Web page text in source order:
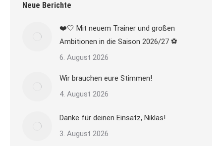
Neue Berichte
❤️🤍 Mit neuem Trainer und großen
Ambitionen in die Saison 2026/27 ⚽
6. August 2026
Wir brauchen eure Stimmen!
4. August 2026
Danke für deinen Einsatz, Niklas!
3. August 2026